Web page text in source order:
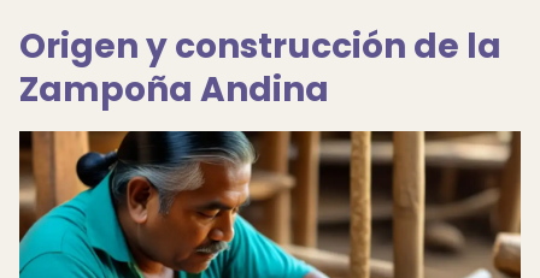
Origen y construcción de la
Zampoña Andina